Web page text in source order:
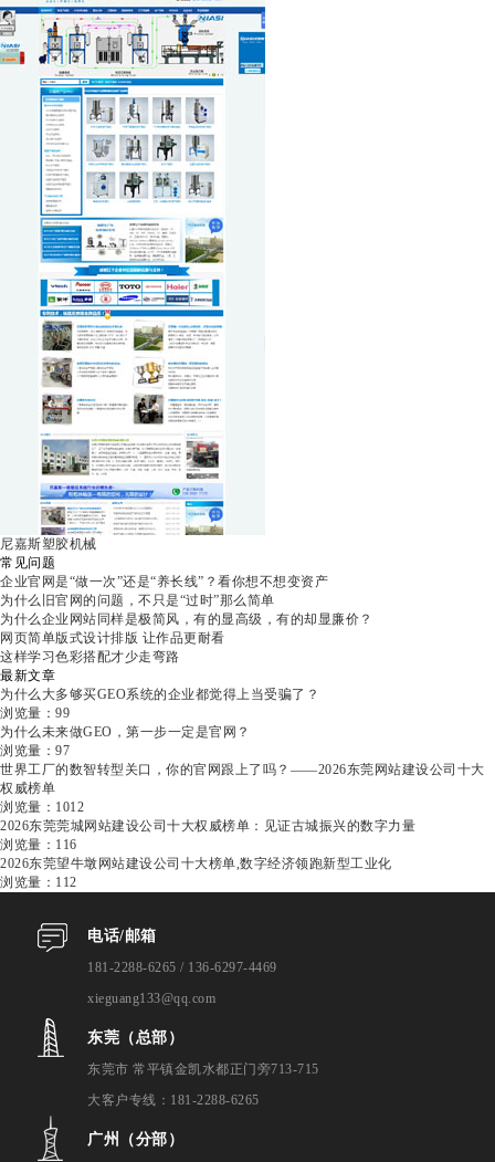
尼嘉斯塑胶机械
常见问题
企业官网是“做一次”还是“养长线”？看你想不想变资产
为什么旧官网的问题，不只是“过时”那么简单
为什么企业网站同样是极简风，有的显高级，有的却显廉价？
网页简单版式设计排版 让作品更耐看
这样学习色彩搭配才少走弯路
最新文章
为什么大多够买GEO系统的企业都觉得上当受骗了？
浏览量：99
为什么未来做GEO，第一步一定是官网？
浏览量：97
世界工厂的数智转型关口，你的官网跟上了吗？——2026东莞网站建设公司十大
权威榜单
浏览量：1012
2026东莞莞城网站建设公司十大权威榜单：见证古城振兴的数字力量
浏览量：116
2026东莞望牛墩网站建设公司十大榜单,数字经济领跑新型工业化
浏览量：112
电话/邮箱
181-2288-6265 / 136-6297-4469
xieguang133@qq.com
东莞（总部）
东莞市 常平镇金凯水都正门旁713-715
大客户专线：181-2288-6265
广州（分部）